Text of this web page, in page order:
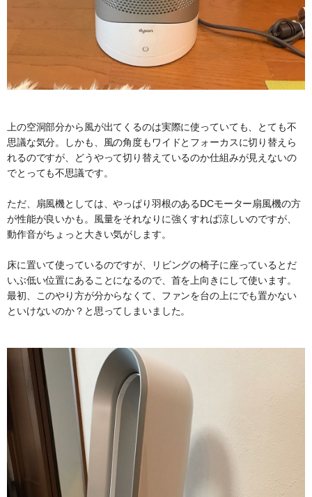
上の空洞部分から風が出てくるのは実際に使っていても、とても不
思議な気分。しかも、風の角度もワイドとフォーカスに切り替えら
れるのですが、どうやって切り替えているのか仕組みが見えないの
でとっても不思議です。
ただ、扇風機としては、やっぱり羽根のあるDCモーター扇風機の方
が性能が良いかも。風量をそれなりに強くすれば涼しいのですが、
動作音がちょっと大きい気がします。
床に置いて使っているのですが、リビングの椅子に座っているとだ
いぶ低い位置にあることになるので、首を上向きにして使います。
最初、このやり方が分からなくて、ファンを台の上にでも置かない
といけないのか？と思ってしまいました。